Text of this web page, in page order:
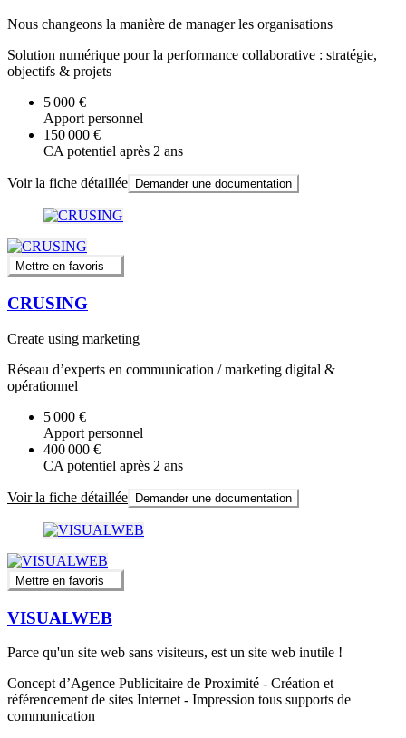
Nous changeons la manière de manager les organisations
Solution numérique pour la performance collaborative : stratégie,
objectifs & projets
5 000 €
Apport personnel
150 000 €
CA potentiel après 2 ans
Voir la fiche détaillée Demander une documentation
Mettre en favoris
CRUSING
Create using marketing
Réseau d’experts en communication / marketing digital &
opérationnel
5 000 €
Apport personnel
400 000 €
CA potentiel après 2 ans
Voir la fiche détaillée Demander une documentation
Mettre en favoris
VISUALWEB
Parce qu'un site web sans visiteurs, est un site web inutile !
Concept d’Agence Publicitaire de Proximité - Création et
référencement de sites Internet - Impression tous supports de
communication